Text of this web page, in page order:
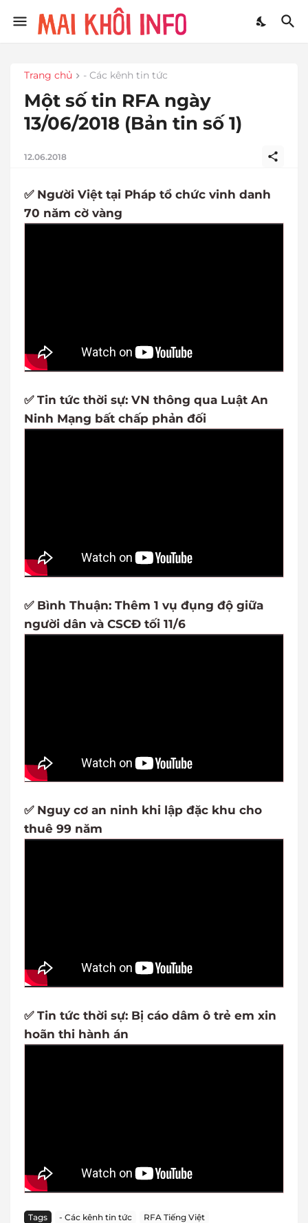
Trang chủ - Các kênh tin tức
Một số tin RFA ngày
13/06/2018 (Bản tin số 1)
12.06.2018
✅ Người Việt tại Pháp tổ chức vinh danh
70 năm cờ vàng
✅ Tin tức thời sự: VN thông qua Luật An
Ninh Mạng bất chấp phản đối
✅ Bình Thuận: Thêm 1 vụ đụng độ giữa
người dân và CSCĐ tối 11/6
✅ Nguy cơ an ninh khi lập đặc khu cho
thuê 99 năm
✅ Tin tức thời sự: Bị cáo dâm ô trẻ em xin
hoãn thi hành án
Tags - Các kênh tin tức RFA Tiếng Việt